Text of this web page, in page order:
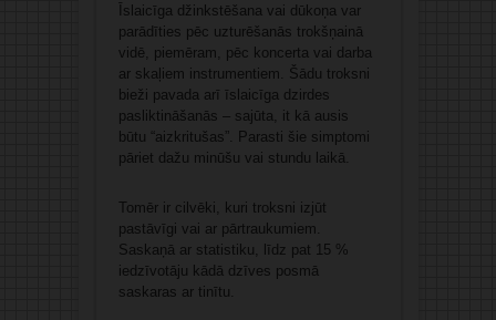
Īslaicīga džinkstēšana vai dūkoņa var
parādīties pēc uzturēšanās trokšņainā
vidē, piemēram, pēc koncerta vai darba
ar skaļiem instrumentiem. Šādu troksni
bieži pavada arī īslaicīga dzirdes
pasliktināšanās – sajūta, it kā ausis
būtu “aizkritušas”. Parasti šie simptomi
pāriet dažu minūšu vai stundu laikā.
Tomēr ir cilvēki, kuri troksni izjūt
pastāvīgi vai ar pārtraukumiem.
Saskaņā ar statistiku, līdz pat 15 %
iedzīvotāju kādā dzīves posmā
saskaras ar tinītu.